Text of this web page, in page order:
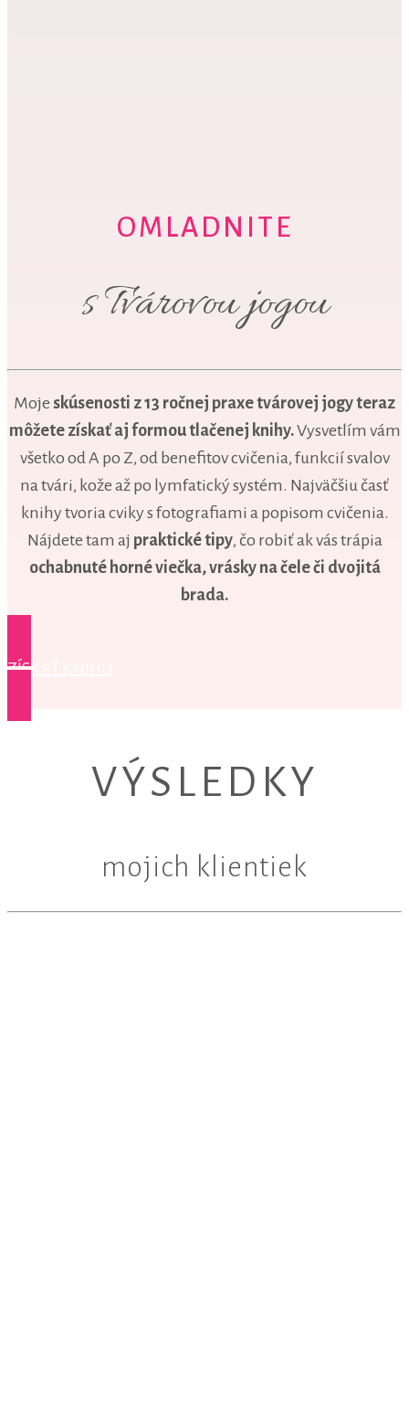
OMLADNITE
s Tvárovou jogou
Moje skúsenosti z 13 ročnej praxe tvárovej jogy teraz
môžete získať aj formou tlačenej knihy.Vysvetlím vám
všetko od A po Z, od benefitov cvičenia, funkcií svalov
na tvári, kože až po lymfatický systém. Najväčšiu časť
knihy tvoria cviky s fotografiami a popisom cvičenia.
Nájdete tam aj praktické tipy, čo robiť ak vás trápia
ochabnuté horné viečka, vrásky na čele či dvojitá
brada.
ZÍSKAŤ KNIHU
VÝSLEDKY
mojich klientiek